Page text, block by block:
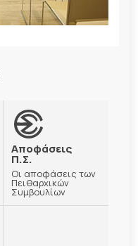
Αποφάσεις
Π.Σ.
Οι αποφάσεις των
Πειθαρχικών
Συμβουλίων